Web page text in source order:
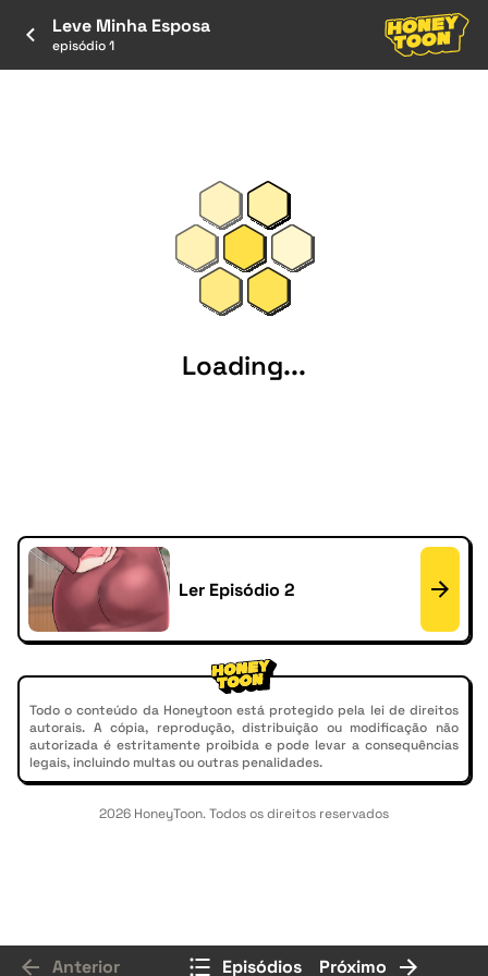
Leve Minha Esposa
episódio 1
Loading...
Ler Episódio 2
Todo o conteúdo da Honeytoon está protegido pela lei de direitos
autorais. A cópia, reprodução, distribuição ou modificação não
autorizada é estritamente proibida e pode levar a consequências
legais, incluindo multas ou outras penalidades.
2026 HoneyToon. Todos os direitos reservados
Anterior Episódios Próximo